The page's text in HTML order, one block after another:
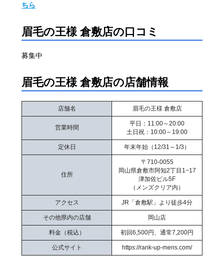
ちら
眉毛の王様 倉敷店の口コミ
募集中
眉毛の王様 倉敷店の店舗情報
店舗名 眉毛の王様 倉敷店
営業時間
平日：11:00～20:00
土日祝：10:00～19:00
定休日 年末年始（12/31～1/3）
住所
〒710-0055
岡山県倉敷市阿知2丁目1−17
津加佐ビル5F
（メンズクリア内）
アクセス JR「倉敷駅」より徒歩4分
その他県内の店舗 岡山店
料金（税込） 初回6,500円、通常7,200円
公式サイト https://rank-up-mens.com/